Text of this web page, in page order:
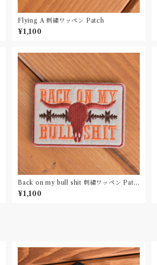
Flying A 刺繍ワッペン Patch
¥1,100
Back on my bull shit 刺繍ワッペン Patc
h
¥1,100